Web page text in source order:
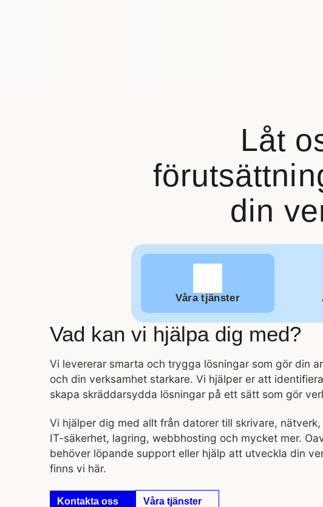
Låt
din
Våra tjänster
Vad kan vi hjälpa dig med?
Vi levererar smarta och trygga lösningar som gör din
och din verksamhet starkare. Vi hjälper er att
skapa skräddarsydda lösningar på ett sätt som gör
Vi hjälper dig med allt från datorer till skrivare, nätverk,
IT-säkerhet, lagring, webbhosting och mycket mer.
behöver löpande support eller hjälp att utveckla din
finns vi här.
Kontakta oss Våra tjänster